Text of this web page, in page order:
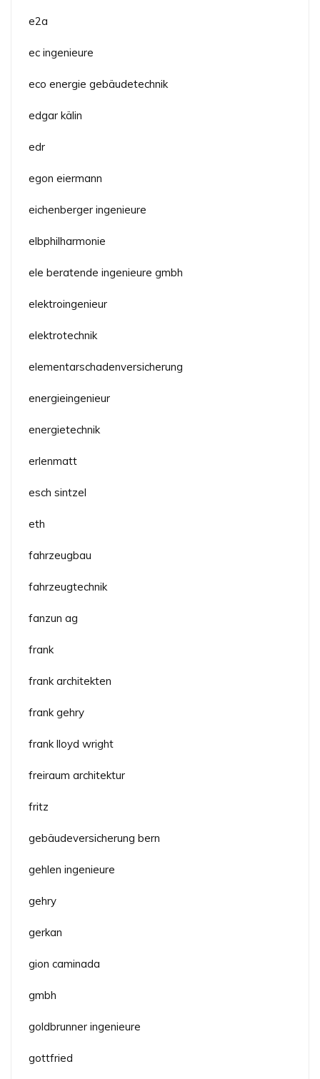
e2a
ec ingenieure
eco energie gebäudetechnik
edgar kälin
edr
egon eiermann
eichenberger ingenieure
elbphilharmonie
ele beratende ingenieure gmbh
elektroingenieur
elektrotechnik
elementarschadenversicherung
energieingenieur
energietechnik
erlenmatt
esch sintzel
eth
fahrzeugbau
fahrzeugtechnik
fanzun ag
frank
frank architekten
frank gehry
frank lloyd wright
freiraum architektur
fritz
gebäudeversicherung bern
gehlen ingenieure
gehry
gerkan
gion caminada
gmbh
goldbrunner ingenieure
gottfried